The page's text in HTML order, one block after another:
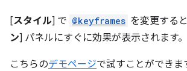
[スタイル] で @keyframes を変更する
ン] パネルにすぐに効果が表示されます。
こちらのデモページで試すことができま